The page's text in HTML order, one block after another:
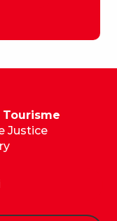
Tourisme
Justice